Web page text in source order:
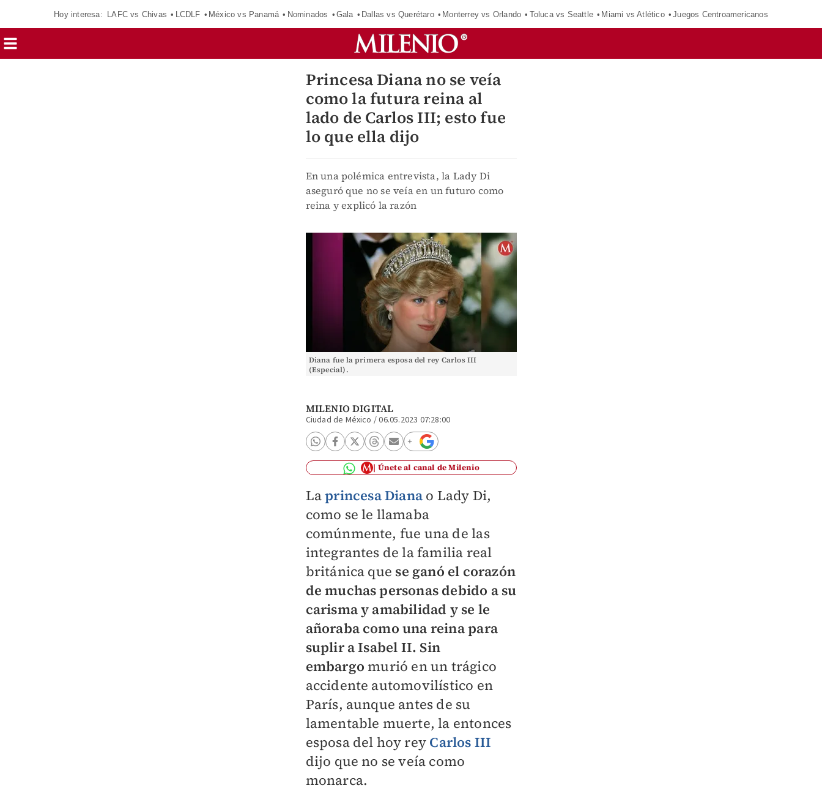
Hoy interesa: LAFC vs Chivas LCDLF México vs Panamá Nominados Gala Dallas vs Querétaro Monterrey vs Orlando Toluca vs Seattle Miami vs Atlético Juegos Centroamericanos
Princesa Diana no se veía
como la futura reina al
lado de Carlos III; esto fue
lo que ella dijo
En una polémica entrevista, la Lady Di
aseguró que no se veía en un futuro como
reina y explicó la razón
Diana fue la primera esposa del rey Carlos III
(Especial).
MILENIO DIGITAL
Ciudad de México /06.05.2023 07:28:00
Únete al canal de Milenio
Laprincesa Dianao Lady Di,
como se le llamaba
comúnmente, fue una de las
integrantes de la familia real
británica que se ganó el corazón
de muchas personas debido a su
carisma y amabilidad y se le
añoraba como una reina para
suplir a Isabel II. Sin
embargo murió en un trágico
accidente automovilístico en
París, aunque antes de su
lamentable muerte, la entonces
esposa del hoy rey Carlos III
dijo que no se veía como
monarca.